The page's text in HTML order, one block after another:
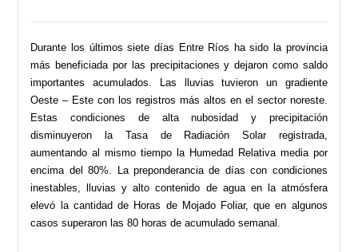
Durante los últimos siete días Entre Ríos ha sido la provincia
más beneficiada por las precipitaciones y dejaron como saldo
importantes acumulados. Las lluvias tuvieron un gradiente
Oeste – Este con los registros más altos en el sector noreste.
Estas condiciones de alta nubosidad y precipitación
disminuyeron la Tasa de Radiación Solar registrada,
aumentando al mismo tiempo la Humedad Relativa media por
encima del 80%. La preponderancia de días con condiciones
inestables, lluvias y alto contenido de agua en la atmósfera
elevó la cantidad de Horas de Mojado Foliar, que en algunos
casos superaron las 80 horas de acumulado semanal.